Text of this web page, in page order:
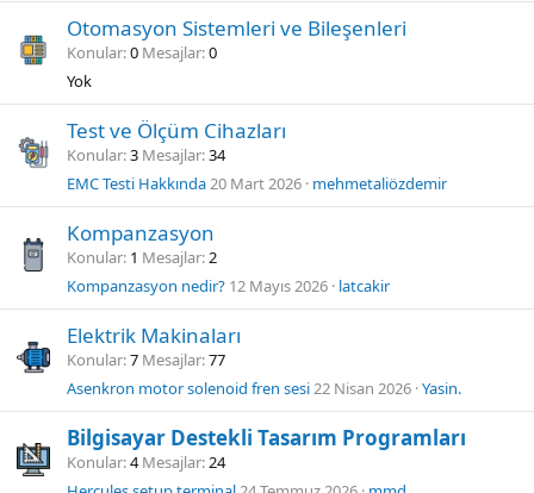
Otomasyon Sistemleri ve Bileşenleri
Konular 0 Mesajlar 0
Yok
Test ve Ölçüm Cihazları
Konular 3 Mesajlar 34
EMC Testi Hakkında20 Mart 2026 mehmetaliözdemir
Kompanzasyon
Konular 1 Mesajlar 2
Kompanzasyon nedir? 12 Mayıs 2026 latcakir
Elektrik Makinaları
Konular 7 Mesajlar 77
Asenkron motor solenoid fren sesi22 Nisan 2026 Yasin.
Bilgisayar Destekli Tasarım Programları
Konular 4 Mesajlar 24